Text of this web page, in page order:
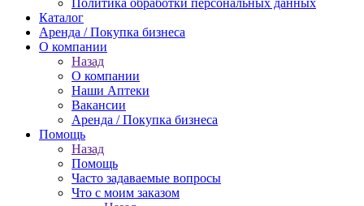
Политика обработки персональных данных
Каталог
Аренда / Покупка бизнеса
О компании
Назад
О компании
Наши Аптеки
Вакансии
Аренда / Покупка бизнеса
Помощь
Назад
Помощь
Часто задаваемые вопросы
Что с моим заказом